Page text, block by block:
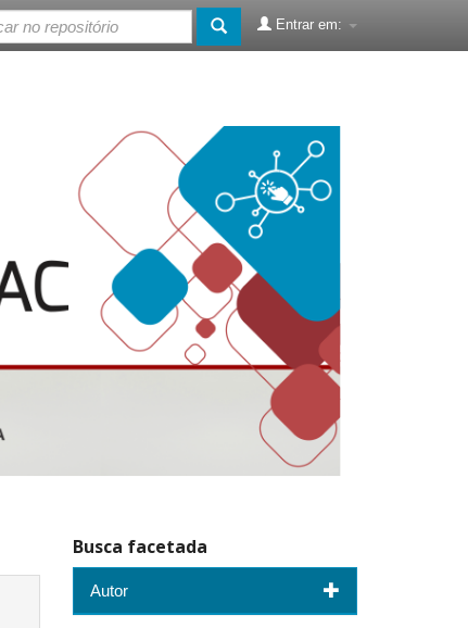
Entrar em:
Busca facetada
Autor